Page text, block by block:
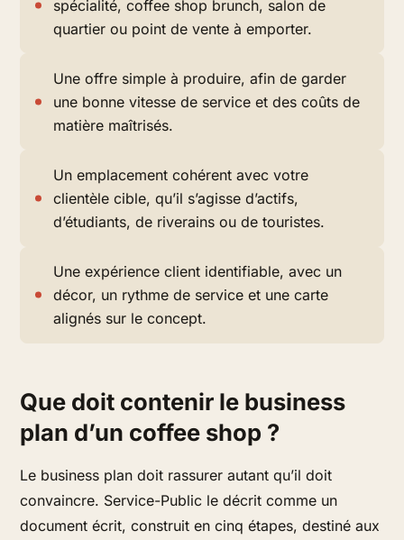
spécialité, coffee shop brunch, salon de
quartier ou point de vente à emporter.
Une offre simple à produire, afin de garder
une bonne vitesse de service et des coûts de
matière maîtrisés.
Un emplacement cohérent avec votre
clientèle cible, qu’il s’agisse d’actifs,
d’étudiants, de riverains ou de touristes.
Une expérience client identifiable, avec un
décor, un rythme de service et une carte
alignés sur le concept.
Que doit contenir le business
plan d’un coffee shop ?
Le business plan doit rassurer autant qu’il doit
convaincre. Service-Public le décrit comme un
document écrit, construit en cinq étapes, destiné aux